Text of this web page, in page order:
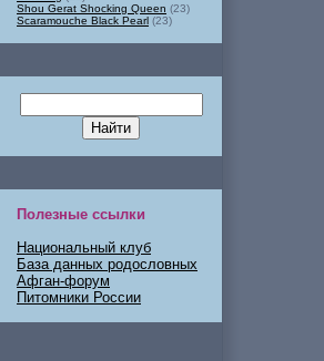
Shou Gerat Shocking Queen (23)
Scaramouche Black Pearl (23)
Полезные ссылки
Национальный клуб
База данных родословных
Афган-форум
Питомники России